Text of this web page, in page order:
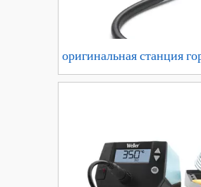
оригинальная станция
WELLER WTHA1